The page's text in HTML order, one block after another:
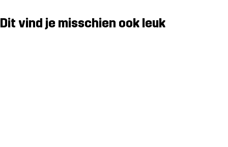
Dit vind je misschien ook leuk